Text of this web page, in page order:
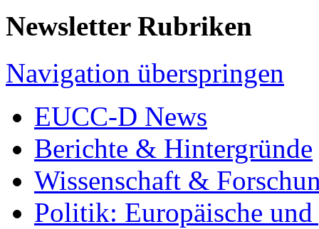
Newsletter Rubriken
Navigation überspringen
EUCC-D News
Berichte & Hintergründe
Wissenschaft &
Politik: Europäische